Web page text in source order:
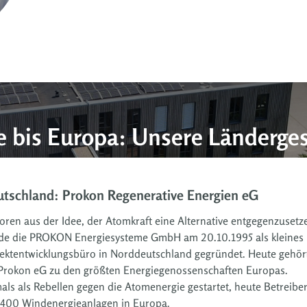
bis Europa: Unsere
z o. o.
von Danzig aus in der
erneuerbarer
über ein breites Portfolio
über eigene Windparks in
sich vor Ort um Service
Prokon Regenerative Energien eG
aus der Idee, der Atomkraft eine Alternative
die PROKON Energiesysteme GmbH am 20.10.1995 als kleines
in Norddeutschland gegründet. Heute
eG zu den größten Energiegenossenschaften Europas.
als Rebellen gegen die Atomenergie gestartet, heute Betreiber
Windenergieanlagen in Europa.
Spanien: Prokon New Energy
Mit einem Planungsbüro für
seit 2021 auch in der spanischen
aus werden
und gestartet. Mittelfristig sind
Kraftwerkskonzepte aus Wind, PV,
denkbar.